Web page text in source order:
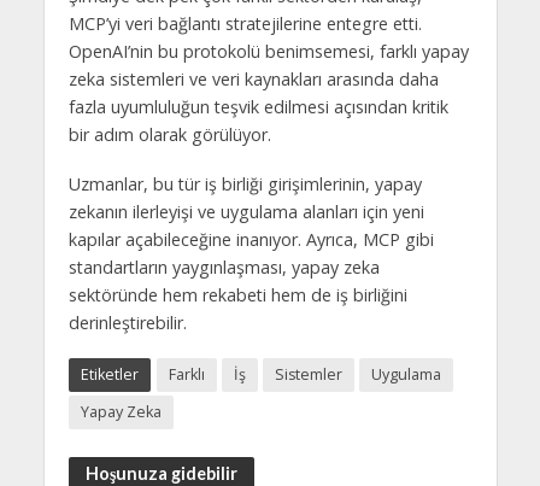
MCP’yi veri bağlantı stratejilerine entegre etti.
OpenAI’nin bu protokolü benimsemesi, farklı yapay
zeka sistemleri ve veri kaynakları arasında daha
fazla uyumluluğun teşvik edilmesi açısından kritik
bir adım olarak görülüyor.
Uzmanlar, bu tür iş birliği girişimlerinin, yapay
zekanın ilerleyişi ve uygulama alanları için yeni
kapılar açabileceğine inanıyor. Ayrıca, MCP gibi
standartların yaygınlaşması, yapay zeka
sektöründe hem rekabeti hem de iş birliğini
derinleştirebilir.
Etiketler Farklı İş Sistemler
Uygulama
Yapay Zeka
Hoşunuza gidebilir